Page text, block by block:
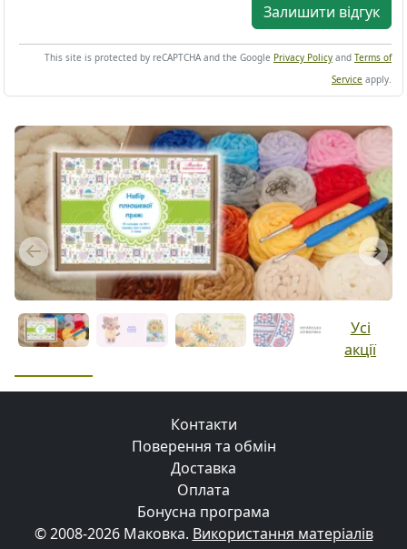
Залишити відгук
This site is protected by reCAPTCHA and the Google Privacy Policy and Terms of
Service apply.
Previous Next
Усі
акції
Контакти
Поверення та обмін
Доставка
Оплата
Бонусна програма
© 2008-2026 Маковка. Використання матеріалів